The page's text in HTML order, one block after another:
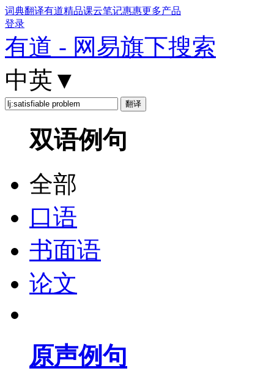
词典翻译有道精品课云笔记惠惠更多产品
登录
有道 - 网易旗下搜索
中英 ▼
双语例句
全部
口语
书面语
论文
原声例句